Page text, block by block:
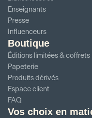
Enseignants
Presse
Influenceurs
Boutique
Éditions limitées & coffrets
Papeterie
Produits dérivés
Espace client
FAQ
Vos choix en